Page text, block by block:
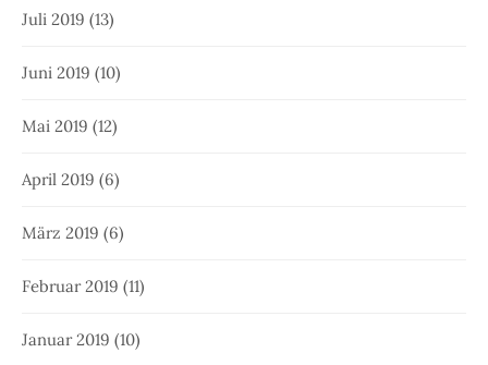
Juli 2019 (13)
Juni 2019 (10)
Mai 2019 (12)
April 2019 (6)
März 2019 (6)
Februar 2019 (11)
Januar 2019 (10)